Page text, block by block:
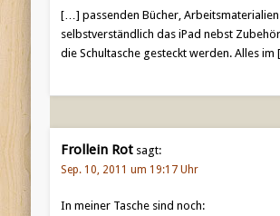
[…] passenden Bücher, Arbeitsmaterialien
selbstverständlich das iPad nebst
die Schultasche gesteckt werden. Alles
Frollein Rot sagt:
Sep. 10, 2011 um 19:17 Uhr
In meiner Tasche sind noch: